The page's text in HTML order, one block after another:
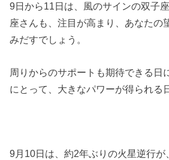
9日から11日は、風のサインの双子
座さんも、注目が高まり、あなたの
みだすでしょう。
周りからのサポートも期待できる日
にとって、大きなパワーが得られる
9月10日は、約2年ぶりの火星逆行が